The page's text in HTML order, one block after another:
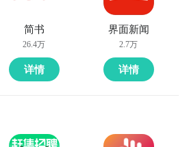
简书
26.4万
详情
界面新闻
2.7万
详情